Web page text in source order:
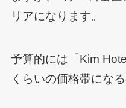
リアになります。
予算的には「Kim
くらいの価格帯になる